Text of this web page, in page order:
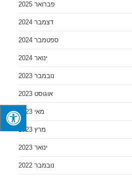
פברואר 2025
דצמבר 2024
ספטמבר 2024
ינואר 2024
נובמבר 2023
אוגוסט 2023
מאי 2023
מרץ 2023
ינואר 2023
נובמבר 2022